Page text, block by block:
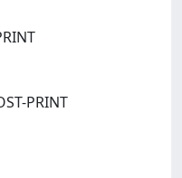
PRINT